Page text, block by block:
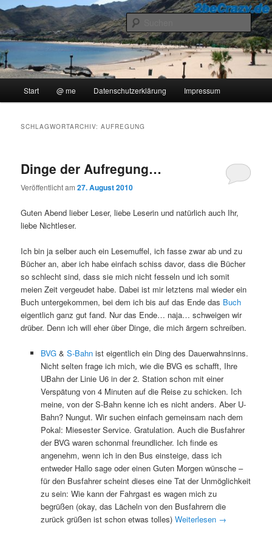
Zum
primären
Inhalt
springen
Zum
sekundären
Inhalt
springen2beCrazy
..::Ollis Blog::..
Start @ me Datenschutzerklärung Impressum
SCHLAGWORTARCHIV:AUFREGUNG
Dinge der Aufregung…
Veröffentlicht am27. August 2010
Guten Abend lieber Leser, liebe Leserin und natürlich auch Ihr,
liebe Nichtleser.
Ich bin ja selber auch ein Lesemuffel, ich fasse zwar ab und zu
Bücher an, aber ich habe einfach schiss davor, dass die Bücher
so schlecht sind, dass sie mich nicht fesseln und ich somit
meien Zeit vergeudet habe. Dabei ist mir letztens mal wieder ein
Buch untergekommen, bei dem ich bis auf das Ende das Buch
eigentlich ganz gut fand. Nur das Ende… naja… schweigen wir
drüber. Denn ich will eher über Dinge, die mich ärgern schreiben.
BVG & S-Bahn ist eigentlich ein Ding des Dauerwahnsinns.
Nicht selten frage ich mich, wie die BVG es schafft, Ihre
UBahn der Linie U6 in der 2. Station schon mit einer
Verspätung von 4 Minuten auf die Reise zu schicken. Ich
meine, von der S-Bahn kenne ich es nicht anders. Aber U-
Bahn? Nungut. Wir suchen einfach gemeinsam nach dem
Pokal: Miesester Service. Gratulation. Auch die Busfahrer
der BVG waren schonmal freundlicher. Ich finde es
angenehm, wenn ich in den Bus einsteige, dass ich
entweder Hallo sage oder einen Guten Morgen wünsche –
für den Busfahrer scheint dieses eine Tat der Unmöglichkeit
zu sein: Wie kann der Fahrgast es wagen mich zu
begrüßen (okay, das Lächeln von den Busfahrern die
zurück grüßen ist schon etwas tolles) Weiterlesen →